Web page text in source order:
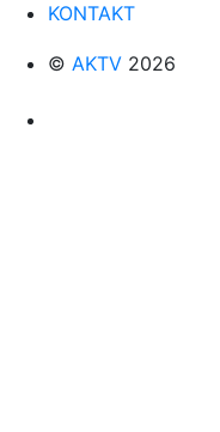
KONTAKT
© AKTV 2026